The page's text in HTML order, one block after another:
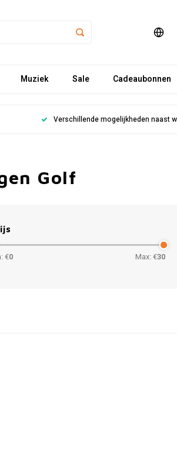
Muziek Sale Cadeaubonnen
Verschillende mogelijkheden naast
Golf
€0 Max: €30